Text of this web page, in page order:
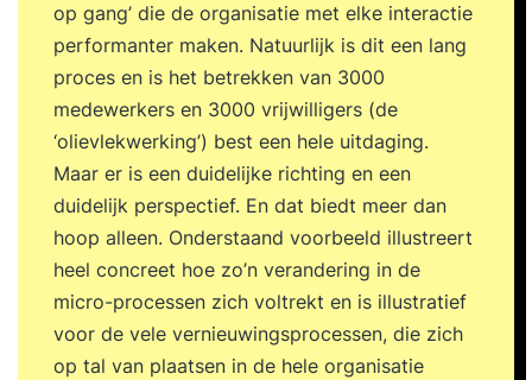
op gang’ die de organisatie met elke interactie
performanter maken. Natuurlijk is dit een lang
proces en is het betrekken van 3000
medewerkers en 3000 vrijwilligers (de
‘olievlekwerking’) best een hele uitdaging.
Maar er is een duidelijke richting en een
duidelijk perspectief. En dat biedt meer dan
hoop alleen. Onderstaand voorbeeld illustreert
heel concreet hoe zo’n verandering in de
micro-processen zich voltrekt en is illustratief
voor de vele vernieuwingsprocessen, die zich
op tal van plaatsen in de hele organisatie